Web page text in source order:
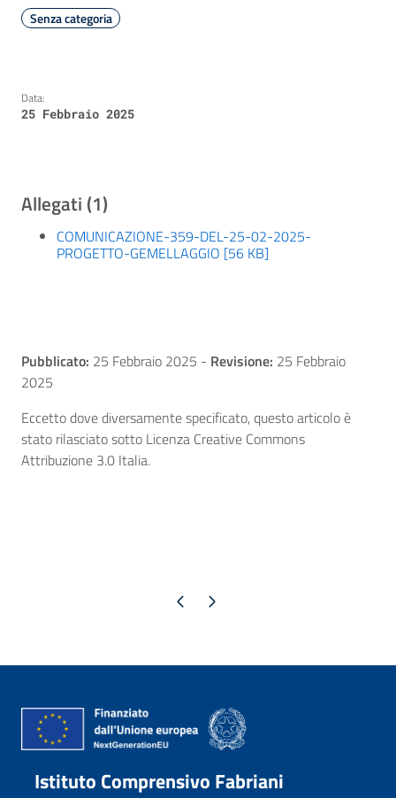
Senza categoria
Data:
25 Febbraio 2025
Allegati (1)
COMUNICAZIONE-359-DEL-25-02-2025-
PROGETTO-GEMELLAGGIO [56 KB]
Pubblicato: 25 Febbraio 2025 - Revisione: 25 Febbraio
2025
Eccetto dove diversamente specificato, questo articolo è
stato rilasciato sotto Licenza Creative Commons
Attribuzione 3.0 Italia.
Pagina precedente
Pagina successiva
Istituto Comprensivo Fabriani